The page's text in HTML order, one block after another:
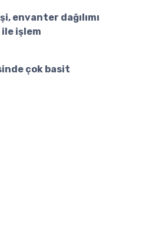
envanter dağılımı
işlem
çok basit